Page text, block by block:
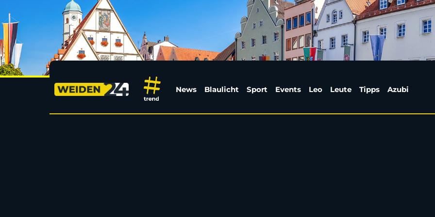
Brüder attackieren Hofer Eisdielen-
News Blaulicht Sport Events Leo Leute Tipps Azubi